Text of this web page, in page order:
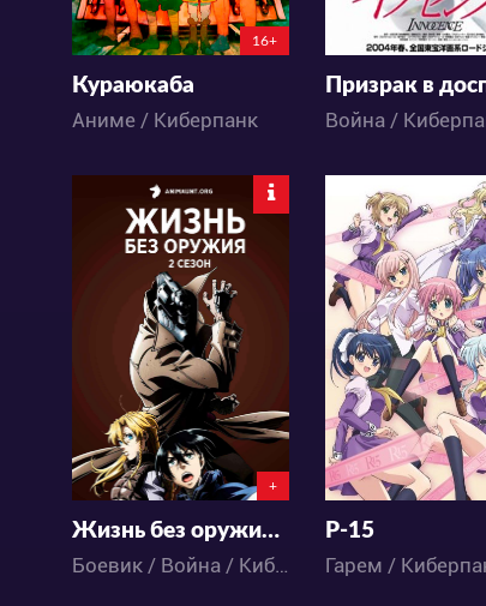
16+
Кураюкаба
Аниме / Киберпанк
33869
24 17
+
Жизнь без оружия. 2 Сезон
Боевик / Война / Киберпанк / Экшен / Фантастика / Аниме
6 3
Р-15